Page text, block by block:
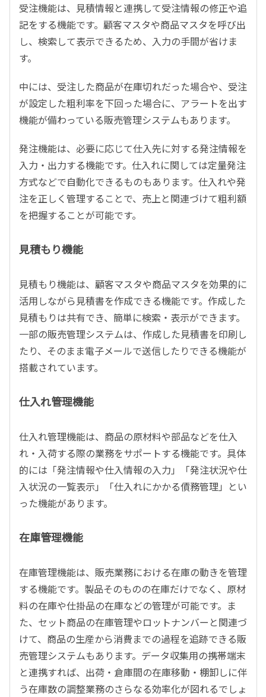
受注機能は、見積情報と連携して受注情報の修正や追
記をする機能です。顧客マスタや商品マスタを呼び出
し、検索して表示できるため、入力の手間が省けま
す。
中には、受注した商品が在庫切れだった場合や、受注
が設定した粗利率を下回った場合に、アラートを出す
機能が備わっている販売管理システムもあります。
発注機能は、必要に応じて仕入先に対する発注情報を
入力・出力する機能です。仕入れに関しては定量発注
方式などで自動化できるものもあります。仕入れや発
注を正しく管理することで、売上と関連づけて粗利額
を把握することが可能です。
見積もり機能
見積もり機能は、顧客マスタや商品マスタを効果的に
活用しながら見積書を作成できる機能です。作成した
見積もりは共有でき、簡単に検索・表示ができます。
一部の販売管理システムは、作成した見積書を印刷し
たり、そのまま電子メールで送信したりできる機能が
搭載されています。
仕入れ管理機能
仕入れ管理機能は、商品の原材料や部品などを仕入
れ・入荷する際の業務をサポートする機能です。具体
的には「発注情報や仕入情報の入力」「発注状況や仕
入状況の一覧表示」「仕入れにかかる債務管理」とい
った機能があります。
在庫管理機能
在庫管理機能は、販売業務における在庫の動きを管理
する機能です。製品そのものの在庫だけでなく、原材
料の在庫や仕掛品の在庫などの管理が可能です。ま
た、セット商品の在庫管理やロットナンバーと関連づ
けて、商品の生産から消費までの過程を追跡できる販
売管理システムもあります。データ収集用の携帯端末
と連携すれば、出荷・倉庫間の在庫移動・棚卸しに伴
う在庫数の調整業務のさらなる効率化が図れるでしょ